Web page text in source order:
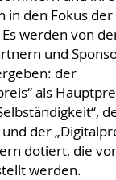
in den Fokus
werden von
und
der
als
der
dotiert, die
werden.